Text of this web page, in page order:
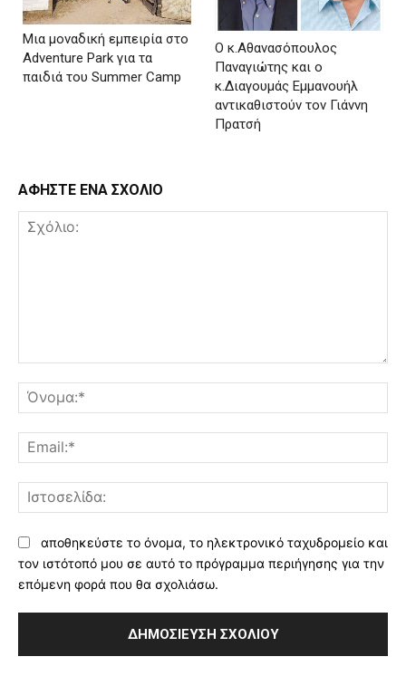
Μια μοναδική εμπειρία στο
Adventure Park για τα
παιδιά του Summer Camp
Ο κ.Αθανασόπουλος
Παναγιώτης και ο
κ.Διαγουμάς Εμμανουήλ
αντικαθιστούν τον Γιάννη
Πρατσή
ΑΦΗΣΤΕ ΕΝΑ ΣΧΟΛΙΟ
αποθηκεύστε το όνομα, το ηλεκτρονικό ταχυδρομείο και
τον ιστότοπό μου σε αυτό το πρόγραμμα περιήγησης για την
επόμενη φορά που θα σχολιάσω.